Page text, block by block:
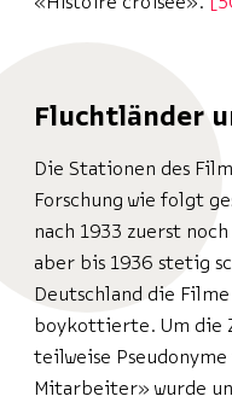
Fluchtländer
Die Stationen des
Forschung wie folgt
nach 1933 zuerst
aber bis 1936 stetig
Deutschland die
boykottierte. Um die
teilweise
Mitarbeiter» wurde